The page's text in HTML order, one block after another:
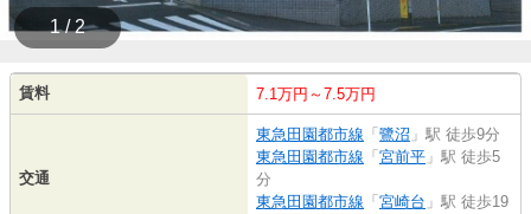
1 / 2
賃料 7.1万円～7.5万円
交通
東急田園都市線 「 鷺沼 」駅 徒歩9分
東急田園都市線 「 宮前平 」駅 徒歩5
分
東急田園都市線 「 宮崎台 」駅 徒歩19